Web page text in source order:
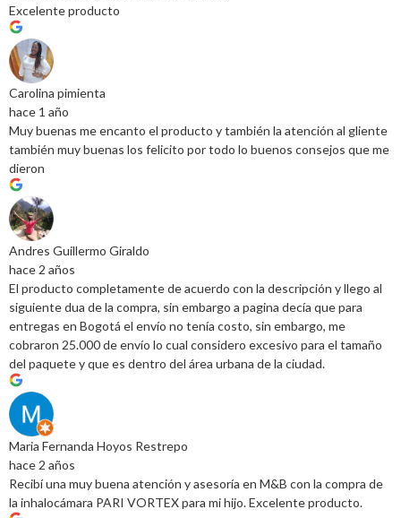
Excelente producto
Carolina pimienta
hace 1 año
Muy buenas me encanto el producto y también la atención al gliente
también muy buenas los felicito por todo lo buenos consejos que me
dieron
Andres Guillermo Giraldo
hace 2 años
El producto completamente de acuerdo con la descripción y llego al
siguiente dua de la compra, sin embargo a pagina decía que para
entregas en Bogotá el envío no tenía costo, sin embargo, me
cobraron 25.000 de envío lo cual considero excesivo para el tamaño
del paquete y que es dentro del área urbana de la ciudad.
Maria Fernanda Hoyos Restrepo
hace 2 años
Recibí una muy buena atención y asesoría en M&B con la compra de
la inhalocámara PARI VORTEX para mi hijo. Excelente producto.